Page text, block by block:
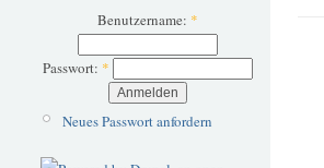
Benutzername: *
Passwort: *
Neues Passwort anfordern